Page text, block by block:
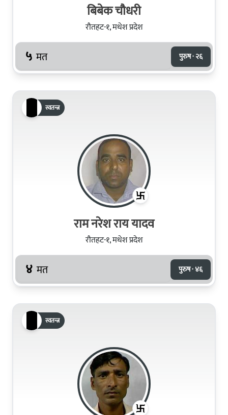
बिबेक चौधरी
रौतहट-१, मधेश प्रदेश
५ मत पुरुष · २६
स्वतन्त्र
राम नरेश राय यादव
रौतहट-१, मधेश प्रदेश
४ मत पुरुष · ४६
स्वतन्त्र